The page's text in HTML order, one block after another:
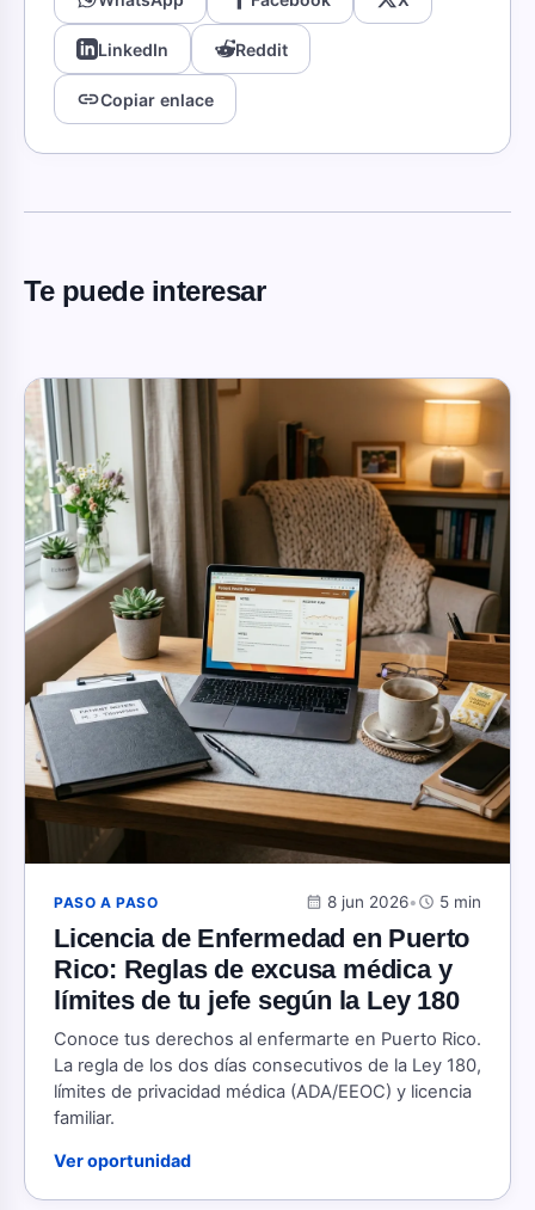
LinkedIn Reddit
linkCopiar enlace
Te puede interesar
PASO A PASO calendar_month 8 jun 2026•schedule 5 min
Licencia de Enfermedad en Puerto
Rico: Reglas de excusa médica y
límites de tu jefe según la Ley 180
Conoce tus derechos al enfermarte en Puerto Rico.
La regla de los dos días consecutivos de la Ley 180,
límites de privacidad médica (ADA/EEOC) y licencia
familiar.
Ver oportunidad